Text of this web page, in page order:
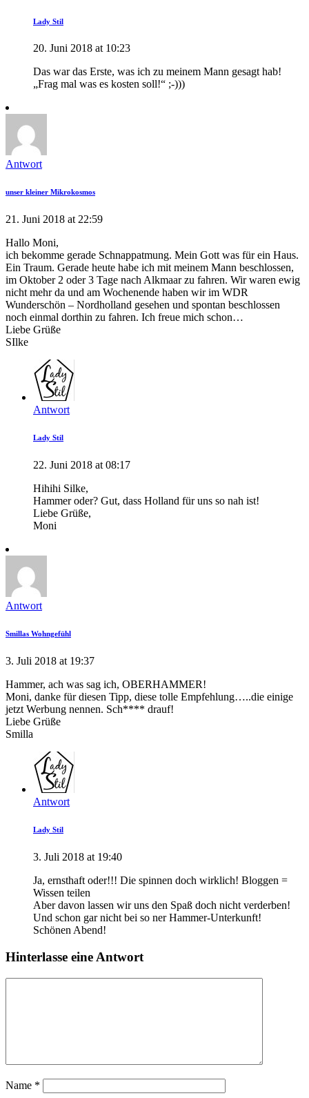
Lady Stil
20. Juni 2018 at 10:23
Das war das Erste, was ich zu meinem Mann gesagt hab!
„Frag mal was es kosten soll!“ ;-)))
Antwort
unser kleiner Mikrokosmos
21. Juni 2018 at 22:59
Hallo Moni,
ich bekomme gerade Schnappatmung. Mein Gott was für ein Haus.
Ein Traum. Gerade heute habe ich mit meinem Mann beschlossen,
im Oktober 2 oder 3 Tage nach Alkmaar zu fahren. Wir waren ewig
nicht mehr da und am Wochenende haben wir im WDR
Wunderschön – Nordholland gesehen und spontan beschlossen
noch einmal dorthin zu fahren. Ich freue mich schon…
Liebe Grüße
SIlke
Antwort
Lady Stil
22. Juni 2018 at 08:17
Hihihi Silke,
Hammer oder? Gut, dass Holland für uns so nah ist!
Liebe Grüße,
Moni
Antwort
Smillas Wohngefühl
3. Juli 2018 at 19:37
Hammer, ach was sag ich, OBERHAMMER!
Moni, danke für diesen Tipp, diese tolle Empfehlung…..die einige
jetzt Werbung nennen. Sch**** drauf!
Liebe Grüße
Smilla
Antwort
Lady Stil
3. Juli 2018 at 19:40
Ja, ernsthaft oder!!! Die spinnen doch wirklich! Bloggen =
Wissen teilen
Aber davon lassen wir uns den Spaß doch nicht verderben!
Und schon gar nicht bei so ner Hammer-Unterkunft!
Schönen Abend!
Hinterlasse eine Antwort
Name *